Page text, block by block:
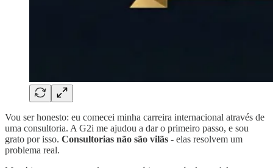
Vou ser honesto: eu comecei minha carreira internacional através de
uma consultoria. A G2i me ajudou a dar o primeiro passo, e sou
grato por isso. Consultorias não são vilãs - elas resolvem um
problema real.